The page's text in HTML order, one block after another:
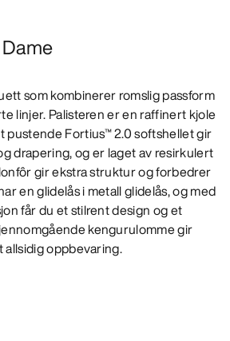
som kombinerer romslig passform
linjer. Palisteren er en raffinert kjole
pustende Fortius™ 2.0 softshellet gir
drapering, og er laget av resirkulert
gir ekstra struktur og forbedrer
en glidelås i metall glidelås, og med
får du et stilrent design og et
kengurulomme gir
oppbevaring.